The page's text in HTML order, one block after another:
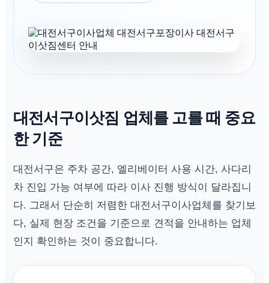
대전서구이삿짐 업체를 고를 때 중요
한 기준
대전서구은 주차 공간, 엘리베이터 사용 시간, 사다리
차 진입 가능 여부에 따라 이사 진행 방식이 달라집니
다. 그래서 단순히 저렴한 대전서구이사업체를 찾기보
다, 실제 현장 조건을 기준으로 견적을 안내하는 업체
인지 확인하는 것이 중요합니다.